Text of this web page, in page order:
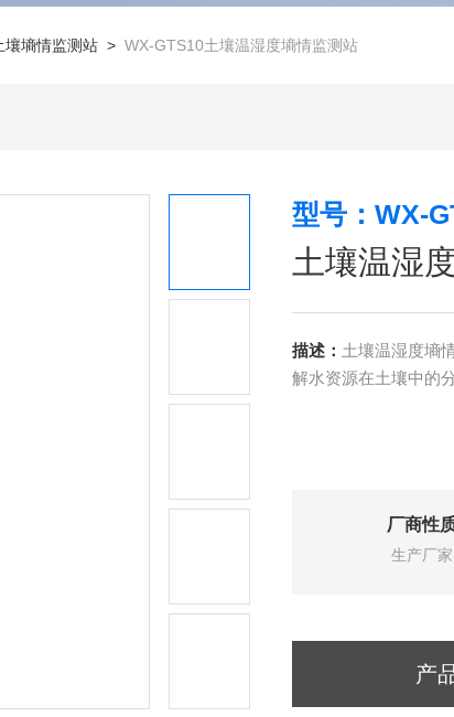
壤墒情监测站> WX-GTS10土壤温湿度墒情监测站
型号：WX-
土壤温湿
描述： 土壤温湿度墒
解水资源在土壤中的
厂商性
生产厂家
产